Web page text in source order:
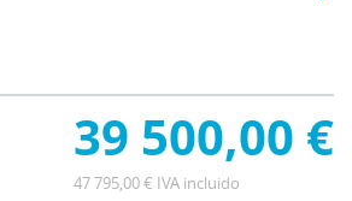
39 500,00 €
47 795,00 € IVA incluido